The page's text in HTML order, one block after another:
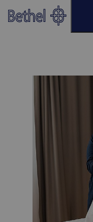
Zum Hauptinhalt springen
Zur Fußzeile springen